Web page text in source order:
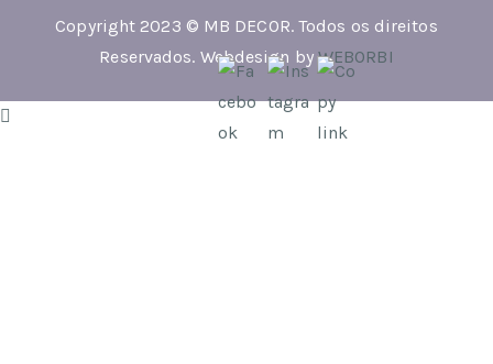
Copyright 2023 © MB DECOR. Todos os direitos
Reservados. Webdesign by WEBORBI